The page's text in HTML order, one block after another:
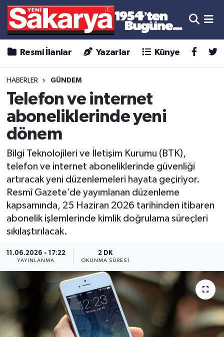
Resmi İlanlar Yazarlar Künye
HABERLER GÜNDEM
Telefon ve internet
aboneliklerinde yeni
dönem
Bilgi Teknolojileri ve İletişim Kurumu (BTK),
telefon ve internet aboneliklerinde güvenliği
artıracak yeni düzenlemeleri hayata geçiriyor.
Resmî Gazete’de yayımlanan düzenleme
kapsamında, 25 Haziran 2026 tarihinden itibaren
abonelik işlemlerinde kimlik doğrulama süreçleri
sıkılaştırılacak.
11.06.2026 - 17:22
YAYINLANMA
2 DK
OKUNMA SÜRESI